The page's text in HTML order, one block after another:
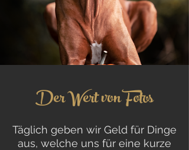
Der Wert von Fotos
Täglich geben wir Geld für Dinge
aus, welche uns für eine kurze